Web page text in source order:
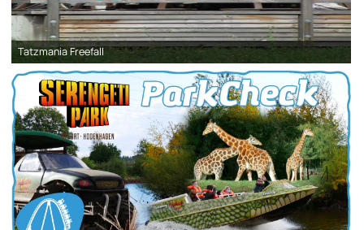
Tatzmania Freefall